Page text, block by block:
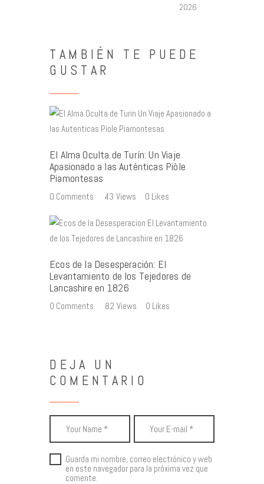
2026
TAMBIÉN TE PUEDE
GUSTAR
El Alma Oculta de Turín: Un Viaje
Apasionado a las Auténticas Piòle
Piamontesas
0 Comments 43 Views 0 Likes
Ecos de la Desesperación: El
Levantamiento de los Tejedores de
Lancashire en 1826
0 Comments 82 Views 0 Likes
DEJA UN
COMENTARIO
Guarda mi nombre, correo electrónico y web
en este navegador para la próxima vez que
comente.